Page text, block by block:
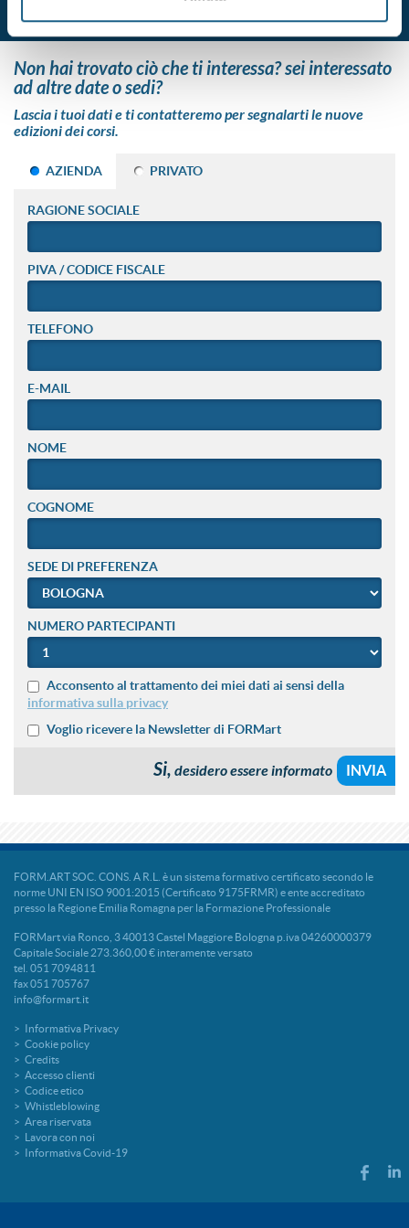
non hai trovato ciò che ti interessa? sei interessato
ad altre date o sedi?
Lascia i tuoi dati e ti contatteremo per segnalarti le nuove
edizioni dei corsi.
AZIENDA PRIVATO
RAGIONE SOCIALE
PIVA / CODICE FISCALE
TELEFONO
E-MAIL
NOME
COGNOME
SEDE DI PREFERENZA
NUMERO PARTECIPANTI
Acconsento al trattamento dei miei dati ai sensi della
informativa sulla privacy
Voglio ricevere la Newsletter di FORMart
Si, desidero essere informato
FORM.ART SOC. CONS. A R.L. è un sistema formativo certificato secondo le
norme UNI EN ISO 9001:2015 (Certificato 9175FRMR) e ente accreditato
presso la Regione Emilia Romagna per la Formazione Professionale
FORMart via Ronco, 3 40013 Castel Maggiore Bologna p.iva 04260000379
Capitale Sociale 273.360,00 € interamente versato
tel. 051 7094811
fax 051 705767
info@formart.it
Informativa Privacy
Cookie policy
Credits
Accesso clienti
Codice etico
Whistleblowing
Area riservata
Lavora con noi
Informativa Covid-19